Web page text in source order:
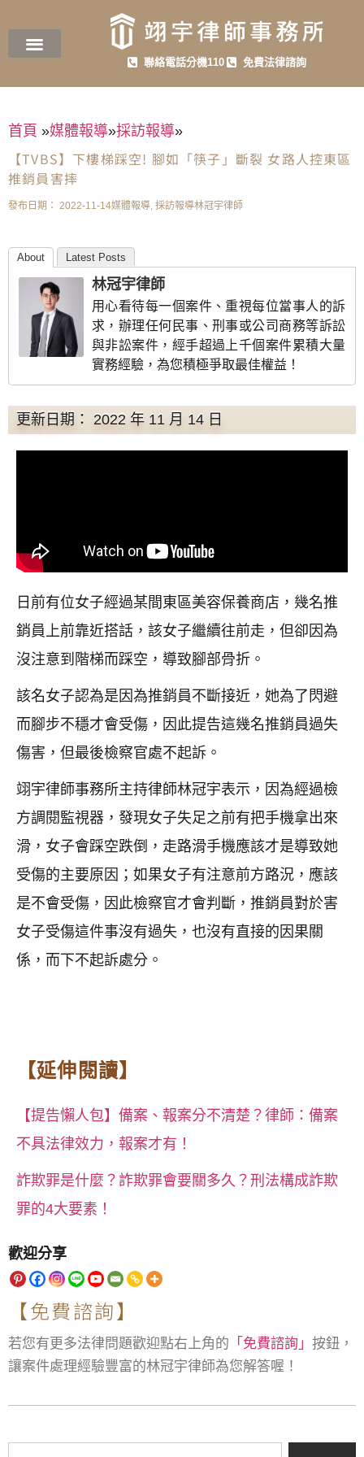
聯絡電話分機110 免費法律諮詢
首頁 »媒體報導»採訪報導»
【TVBS】下樓梯踩空! 腳如「筷子」斷裂 女路人控東區
推銷員害摔
發布日期： 2022-11-14媒體報導, 採訪報導林冠宇律師
About Latest Posts
林冠宇律師
用心看待每一個案件、重視每位當事人的訴
求，辦理任何民事、刑事或公司商務等訴訟
與非訟案件，經手超過上千個案件累積大量
實務經驗，為您積極爭取最佳權益！
更新日期： 2022 年 11 月 14 日
日前有位女子經過某間東區美容保養商店，幾名推
銷員上前靠近搭話，該女子繼續往前走，但卻因為
沒注意到階梯而踩空，導致腳部骨折。
該名女子認為是因為推銷員不斷接近，她為了閃避
而腳步不穩才會受傷，因此提告這幾名推銷員過失
傷害，但最後檢察官處不起訴。
翊宇律師事務所主持律師林冠宇表示，因為經過檢
方調閱監視器，發現女子失足之前有把手機拿出來
滑，女子會踩空跌倒，走路滑手機應該才是導致她
受傷的主要原因；如果女子有注意前方路況，應該
是不會受傷，因此檢察官才會判斷，推銷員對於害
女子受傷這件事沒有過失，也沒有直接的因果關
係，而下不起訴處分。
【延伸閱讀】
【提告懶人包】備案、報案分不清楚？律師：備案
不具法律效力，報案才有！
詐欺罪是什麼？詐欺罪會要關多久？刑法構成詐欺
罪的4大要素！
歡迎分享
【免費諮詢】
若您有更多法律問題歡迎點右上角的 「免費諮詢」 按鈕，
讓案件處理經驗豐富的林冠宇律師為您解答喔！